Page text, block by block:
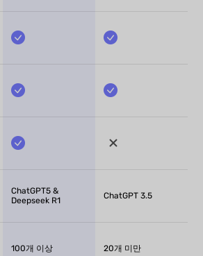
ChatGPT5 &
Deepseek R1
ChatGPT 3.5
100개 이상 20개 미만